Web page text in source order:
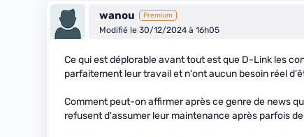
wanou Premium
Modifié le 30/12/2024 à 16h05
Ce qui est déplorable avant tout est que D-Link les
parfaitement leur travail et n'ont aucun besoin réel
Comment peut-on affirmer après ce genre de news
refusent d'assumer leur maintenance après parfois